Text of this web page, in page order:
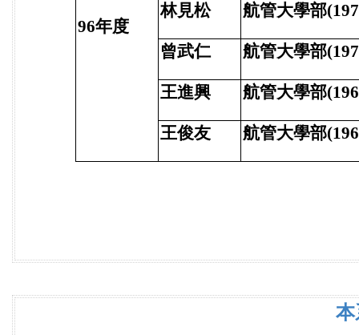
96年度
林見松 航管大學部
曾武仁 航管大學部
王進興 航管大學部
王俊友 航管大學部
本